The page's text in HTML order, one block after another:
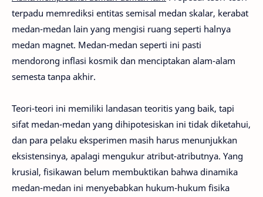
terpadu memrediksi entitas semisal medan skalar, kerabat
medan-medan lain yang mengisi ruang seperti halnya
medan magnet. Medan-medan seperti ini pasti
mendorong inflasi kosmik dan menciptakan alam-alam
semesta tanpa akhir.
Teori-teori ini memiliki landasan teoritis yang baik, tapi
sifat medan-medan yang dihipotesiskan ini tidak diketahui,
dan para pelaku eksperimen masih harus menunjukkan
eksistensinya, apalagi mengukur atribut-atributnya. Yang
krusial, fisikawan belum membuktikan bahwa dinamika
medan-medan ini menyebabkan hukum-hukum fisika